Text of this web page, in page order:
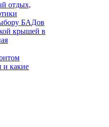
отдых,
БАДов
крышей в
и какие